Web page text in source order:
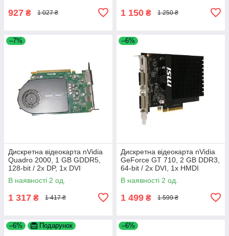
927 ₴ 1 027 ₴ 1 150 ₴ 1 250 ₴
–7%
Дискретна відеокарта nVidia
Quadro 2000, 1 GB GDDR5,
128-bit / 2x DP, 1x DVI
В наявності 2 од.
1 317 ₴ 1 417 ₴
–6%
Дискретна відеокарта nVidia
GeForce GT 710, 2 GB DDR3,
64-bit / 2x DVI, 1x HMDI
В наявності 2 од.
1 499 ₴ 1 599 ₴
–6% Подарунок –6%